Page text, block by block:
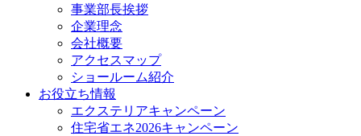
事業部長挨拶
企業理念
会社概要
アクセスマップ
ショールーム紹介
お役立ち情報
エクステリアキャンペーン
住宅省エネ2026キャンペーン